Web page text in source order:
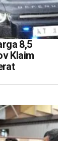
8,5
Klaim